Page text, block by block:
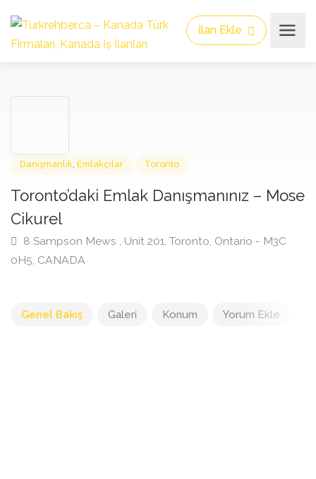
İlan Ekle
Toronto’daki Emlak Danışmanınız –
Cikurel
8 Sampson Mews , Unit 201, Toronto, Ontario - M3C
Genel Bakış Galeri Konum Yorum Ekle